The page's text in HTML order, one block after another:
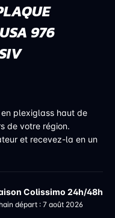
976
plexiglass haut de
de votre région.
et recevez-la en un
Colissimo 24h/48h
départ : 7 août 2026